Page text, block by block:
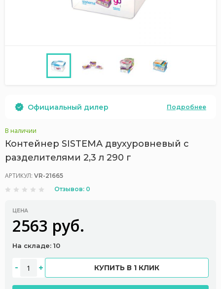
Официальный дилер Подробнее
В наличии
Контейнер SISTEMA двухуровневый с
разделителями 2,3 л 290 г
АРТИКУЛ: VR-21665
Отзывов: 0
ЦЕНА
2563 руб.
На складе: 10
КУПИТЬ В 1 КЛИК